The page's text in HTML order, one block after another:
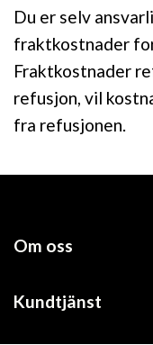
Du er selv
fraktkostnader
Fraktkostnader
refusjon, vil
fra refusjonen.
Om oss
Kundtjänst